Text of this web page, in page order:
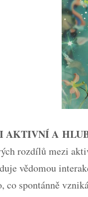
AKTIVNÍ A
rozdílů mezi
vědomou
co spontánně